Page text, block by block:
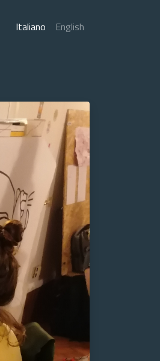
Italiano English